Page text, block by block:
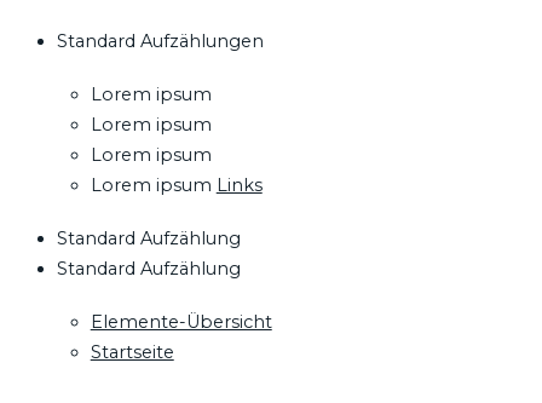
Standard Aufzählungen
Lorem ipsum
Lorem ipsum
Lorem ipsum
Lorem ipsum Links
Standard Aufzählung
Standard Aufzählung
Elemente-Übersicht
Startseite